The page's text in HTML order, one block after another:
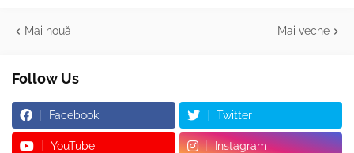
Mai nouă Mai veche
Follow Us
Facebook Twitter
YouTube Instagram